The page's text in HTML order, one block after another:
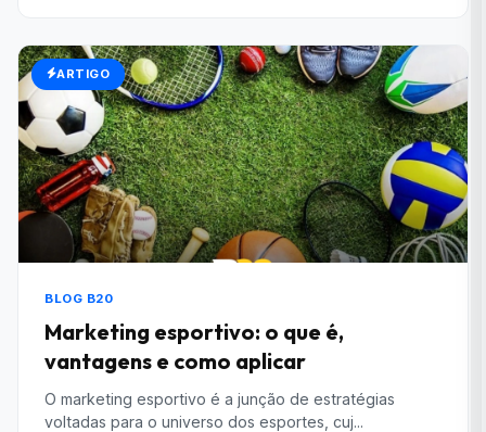
ARTIGO
BLOG B20
Marketing esportivo: o que é,
vantagens e como aplicar
O marketing esportivo é a junção de estratégias
voltadas para o universo dos esportes, cuj...